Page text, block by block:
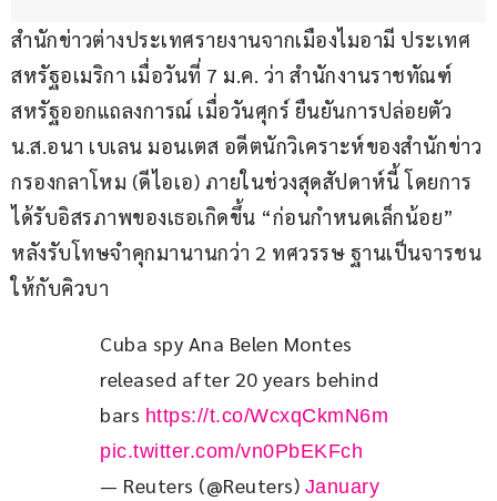
สำนักข่าวต่างประเทศรายงานจากเมืองไมอามี ประเทศ
สหรัฐอเมริกา เมื่อวันที่ 7 ม.ค. ว่า สำนักงานราชทัณฑ์
สหรัฐออกแถลงการณ์ เมื่อวันศุกร์ ยืนยันการปล่อยตัว
น.ส.อนา เบเลน มอนเตส อดีตนักวิเคราะห์ของสำนักข่าว
กรองกลาโหม (ดีไอเอ) ภายในช่วงสุดสัปดาห์นี้ โดยการ
ได้รับอิสรภาพของเธอเกิดขึ้น “ก่อนกำหนดเล็กน้อย”
หลังรับโทษจำคุกมานานกว่า 2 ทศวรรษ ฐานเป็นจารชน
ให้กับคิวบา
Cuba spy Ana Belen Montes
released after 20 years behind
bars https://t.co/WcxqCkmN6m
pic.twitter.com/vn0PbEKFch
— Reuters (@Reuters) January